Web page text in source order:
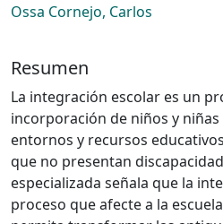
Ossa Cornejo, Carlos
Resumen
La integración escolar es un
incorporación de niños y niñas
entornos y recursos
que no presentan
especializada señala que la
proceso que afecte a la